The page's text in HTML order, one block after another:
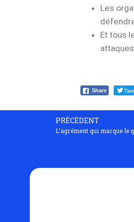
Les
Et tous
Share
PRÉCÉDENT
L’agrément qui marque le